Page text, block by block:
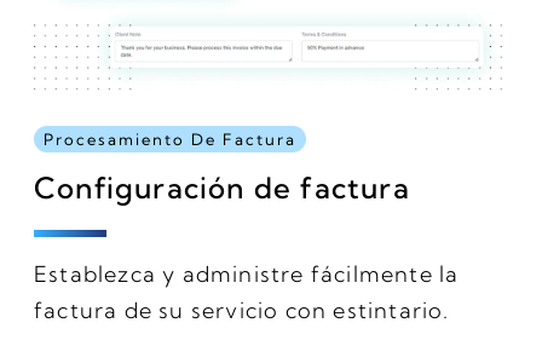
Procesamiento De Factura
Configuración de factura
Establezca y administre fácilmente la
factura de su servicio con estintario.